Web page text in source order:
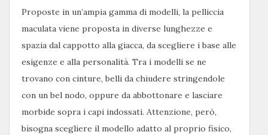
Proposte in un’ampia gamma di modelli, la pelliccia
maculata viene proposta in diverse lunghezze e
spazia dal cappotto alla giacca, da scegliere i base alle
esigenze e alla personalità. Tra i modelli se ne
trovano con cinture, belli da chiudere stringendole
con un bel nodo, oppure da abbottonare e lasciare
morbide sopra i capi indossati. Attenzione, però,
bisogna scegliere il modello adatto al proprio fisico,